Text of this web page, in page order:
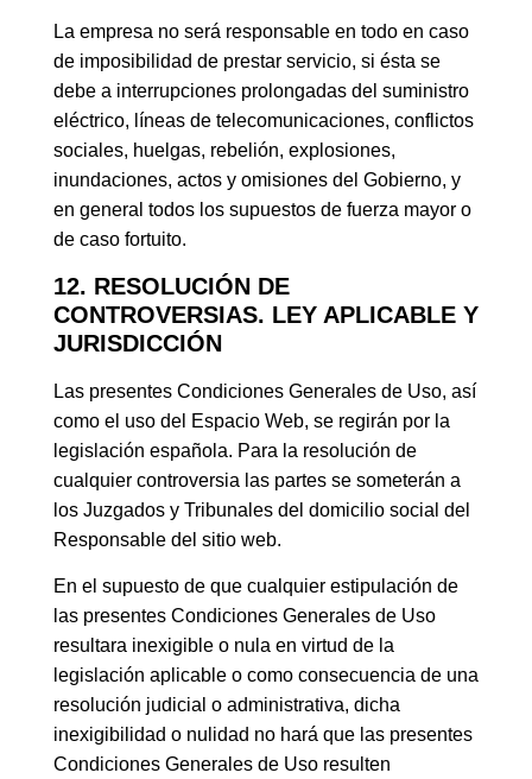
La empresa no será responsable en todo en caso
de imposibilidad de prestar servicio, si ésta se
debe a interrupciones prolongadas del suministro
eléctrico, líneas de telecomunicaciones, conflictos
sociales, huelgas, rebelión, explosiones,
inundaciones, actos y omisiones del Gobierno, y
en general todos los supuestos de fuerza mayor o
de caso fortuito.
12. RESOLUCIÓN DE
CONTROVERSIAS. LEY APLICABLE Y
JURISDICCIÓN
Las presentes Condiciones Generales de Uso, así
como el uso del Espacio Web, se regirán por la
legislación española. Para la resolución de
cualquier controversia las partes se someterán a
los Juzgados y Tribunales del domicilio social del
Responsable del sitio web.
En el supuesto de que cualquier estipulación de
las presentes Condiciones Generales de Uso
resultara inexigible o nula en virtud de la
legislación aplicable o como consecuencia de una
resolución judicial o administrativa, dicha
inexigibilidad o nulidad no hará que las presentes
Condiciones Generales de Uso resulten